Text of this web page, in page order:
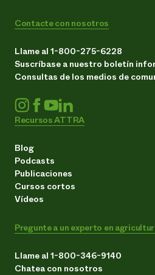
Contacte con nosotros
Llame al 1-800-275-6228
Suscríbase a nuestro boletín
Consultas de los medios de
Recursos ATTRA
Blog
Podcasts
Publicaciones
Cursos cortos
Vídeos
Pregunte a un experto en
Llame al 1-800-346-9140
Chatea con nosotros